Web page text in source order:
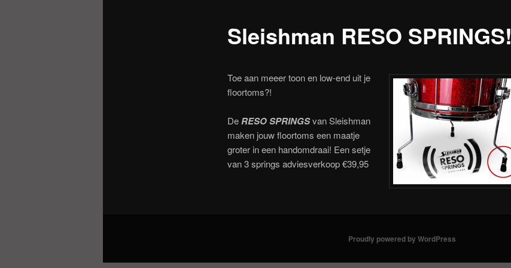
Sleishman RESO SPRINGS!
Toe aan meeer toon en low-end uit je
floortoms?!
DeRESO SPRINGSvan Sleishman
maken jouw floortoms een maatje
groter in een handomdraai! Een setje
van 3 springs adviesverkoop €39,95
Proudly powered by WordPress